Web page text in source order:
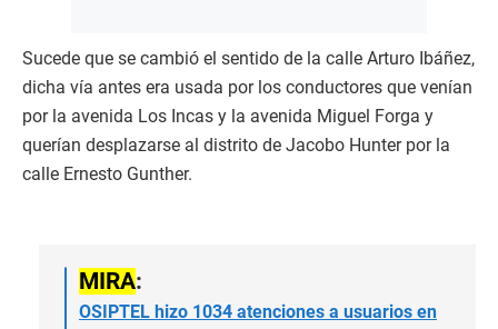
Sucede que se cambió el sentido de la calle Arturo Ibáñez,
dicha vía antes era usada por los conductores que venían
por la avenida Los Incas y la avenida Miguel Forga y
querían desplazarse al distrito de Jacobo Hunter por la
calle Ernesto Gunther.
MIRA:
OSIPTEL hizo 1034 atenciones a usuarios en